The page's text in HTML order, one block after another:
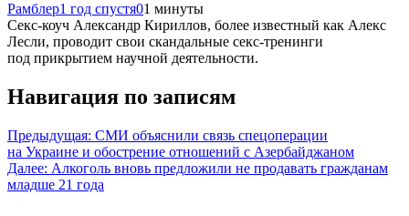
Рамблер1 год спустя01 минуты
Секс-коуч Александр Кириллов, более известный как Алекс
Лесли, проводит свои скандальные секс-тренинги
под прикрытием научной деятельности.
Навигация по записям
Предыдущая: СМИ объяснили связь спецоперации
на Украине и обострение отношений с Азербайджаном
Далее: Алкоголь вновь предложили не продавать гражданам
младше 21 года